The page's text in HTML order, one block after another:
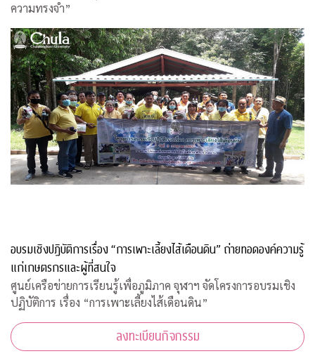
ความทรงจำ”
อบรมเชิงปฏิบัติการเรื่อง “การเพาะเลี้ยงไส้เดือนดิน” ถ่ายทอดองค์ความรู้
แก่เกษตรกรและผู้ที่สนใจ
ศูนย์เครือข่ายการเรียนรู้เพื่อภูมิภาค จุฬาฯ จัดโครงการอบรมเชิง
ปฏิบัติการ เรื่อง “การเพาะเลี้ยงไส้เดือนดิน”
ลงทะเบียนกิจกรรม